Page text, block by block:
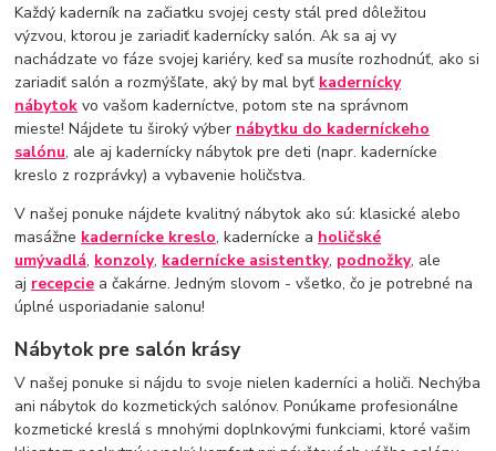
Každý kaderník na začiatku svojej cesty stál pred dôležitou
výzvou, ktorou je zariadiť kadernícky salón. Ak sa aj vy
nachádzate vo fáze svojej kariéry, keď sa musíte rozhodnúť, ako si
zariadiť salón a rozmýšľate, aký by mal byť kadernícky
nábytok vo vašom kaderníctve, potom ste na správnom
mieste! Nájdete tu široký výber nábytku do kaderníckeho
salónu, ale aj kadernícky nábytok pre deti (napr. kadernícke
kreslo z rozprávky) a vybavenie holičstva.
V našej ponuke nájdete kvalitný nábytok ako sú: klasické alebo
masážne kadernícke kreslo, kadernícke a holičské
umývadlá, konzoly, kadernícke asistentky, podnožky, ale
aj recepcie a čakárne. Jedným slovom - všetko, čo je potrebné na
úplné usporiadanie salonu!
Nábytok pre salón krásy
V našej ponuke si nájdu to svoje nielen kaderníci a holiči. Nechýba
ani nábytok do kozmetických salónov. Ponúkame profesionálne
kozmetické kreslá s mnohými doplnkovými funkciami, ktoré vašim